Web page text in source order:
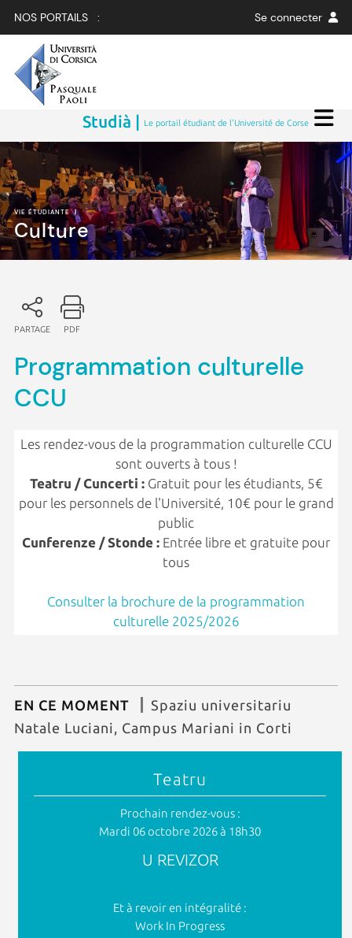
NOS PORTAILS : Se connecter
Studià | Le portail étudiant de l'Université de Corse
VIE ÉTUDIANTE|
Culture
PARTAGE PDF
Programmation culturelle
CCU
Les rendez-vous de la programmation culturelle CCU
sont ouverts à tous !
Teatru / Cuncerti :Gratuit pour les étudiants, 5€
pour les personnels de l'Université, 10€ pour le grand
public
Cunferenze / Stonde : Entrée libre et gratuite pour
tous
Consulter la brochure de la programmation
culturelle 2025/2026
EN CE MOMENT
Spaziu universitariu
Natale Luciani, Campus Mariani in Corti
Teatru
Prochain rendez-vous :
Mardi 06 octobre 2026 à 18h30
U REVIZOR
Et à revoir en intégralité :
Work In Progress